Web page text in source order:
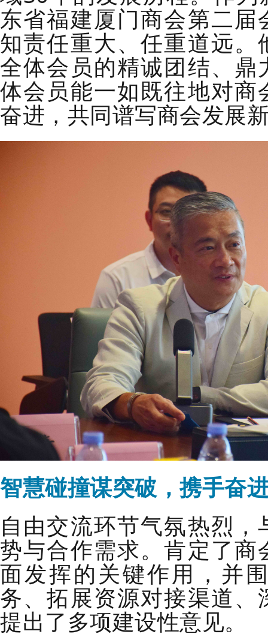
东省福建厦门商会第二
知责任重大、任重道远
全体会员的精诚团结、
体会员能一如既往地对
奋进，共同谱写商会发展
智慧碰撞谋突破，携手奋
自由交流环节气氛热烈
势与合作需求。肯定了
面发挥的关键作用，并
务、拓展资源对接渠道
提出了多项建设性意见。